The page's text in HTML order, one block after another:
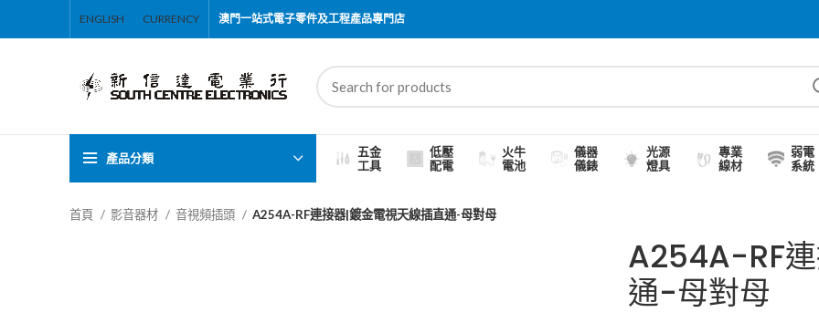
ENGLISH CURRENCY 澳門一站式電子零件及工程產品專門店
產品分類
五金
工具
低壓
配電
火牛
電池
儀器
儀錶
光源
燈具
專業
線材
弱電
系統
首頁 影音器材 音視頻插頭 A254A-RF連接器|鍍金電視天線插直通-母對母
A254A-RF
通-母對母